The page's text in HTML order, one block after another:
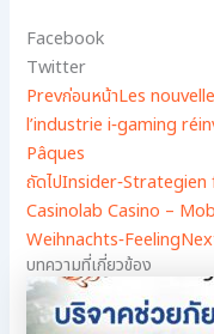
Facebook
Twitter
Prevก่อนหน้าLes
l’industrie i‑gaming
Pâques
ถัดไป
Casinolab Casino –
Weihnachts‑Feeling
บทความที่เกี่ยวข้อง